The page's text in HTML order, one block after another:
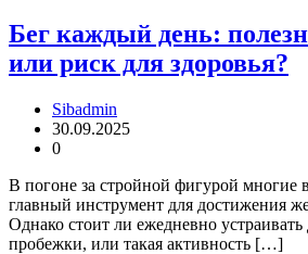
Бег каждый день:
или риск для здоровья?
Sibadmin
30.09.2025
0
В погоне за стройной фигурой многие
главный инструмент для достижения
Однако стоит ли ежедневно
пробежки, или такая активность […]